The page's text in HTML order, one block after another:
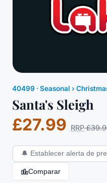
40499 ·Seasonal ›
Santa's Sleigh
£27.99 RRP
🔔 Establecer alerta de
Comparar